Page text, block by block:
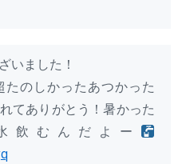
いました！
たのしかったあつかった
てありがとう！暑かった
飲むんだよー